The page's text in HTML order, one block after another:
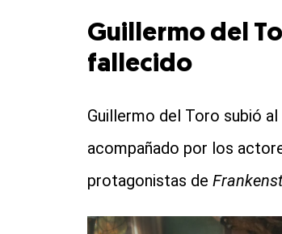
Guillermo del
fallecido
Guillermo del Toro subió
acompañado por los
protagonistas de